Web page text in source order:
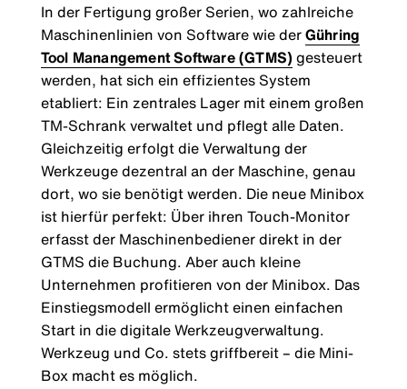
In der Fertigung großer Serien, wo zahlreiche
Maschinenlinien von Software wie derGühring
Tool Manangement Software (GTMS) gesteuert
werden, hat sich ein effizientes System
etabliert: Ein zentrales Lager mit einem großen
TM-Schrank verwaltet und pflegt alle Daten.
Gleichzeitig erfolgt die Verwaltung der
Werkzeuge dezentral an der Maschine, genau
dort, wo sie benötigt werden. Die neue Minibox
ist hierfür perfekt: Über ihren Touch-Monitor
erfasst der Maschinenbediener direkt in der
GTMS die Buchung. Aber auch kleine
Unternehmen profitieren von der Minibox. Das
Einstiegsmodell ermöglicht einen einfachen
Start in die digitale Werkzeugverwaltung.
Werkzeug und Co. stets griffbereit – die Mini-
Box macht es möglich.